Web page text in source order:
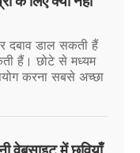
दबाव डाल सकती हैं
हैं। छोटे से मध्यम
करना सबसे अच्छा